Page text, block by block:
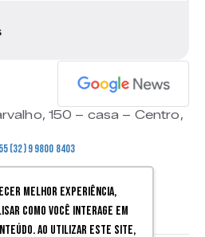
melhor experiência,
como você interage em
Ao utilizar este site,
150 – casa – Centro,
(32) 9 9800 8403